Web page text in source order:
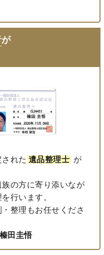
が
れた 遺品整理士 が
の方に寄り添いなが
行います。
整理もお任せくださ
田圭悟